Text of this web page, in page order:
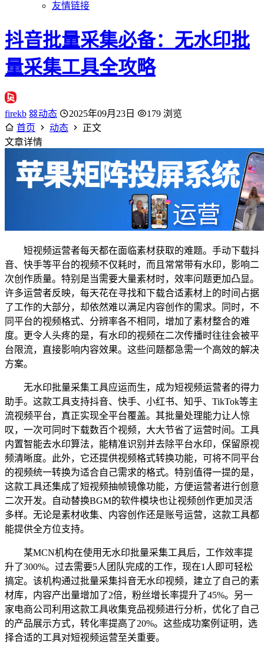
友情链接
抖音批量采集必备：无水印批
量采集工具全攻略
firekb 动态 2025年09月23日
179 浏览
首页
动态
正文
文章详情
短视频运营者每天都在面临素材获取的难题。手动下载抖
音、快手等平台的视频不仅耗时，而且常常带有水印，影响二
次创作质量。特别是当需要大量素材时，效率问题更加凸显。
许多运营者反映，每天花在寻找和下载合适素材上的时间占据
了工作的大部分，却依然难以满足内容创作的需求。同时，不
同平台的视频格式、分辨率各不相同，增加了素材整合的难
度。更令人头疼的是，有水印的视频在二次传播时往往会被平
台限流，直接影响内容效果。这些问题都急需一个高效的解决
方案。
无水印批量采集工具应运而生，成为短视频运营者的得力
助手。这款工具支持抖音、快手、小红书、知乎、TikTok等主
流视频平台，真正实现全平台覆盖。其批量处理能力让人惊
叹，一次可同时下载数百个视频，大大节省了运营时间。工具
内置智能去水印算法，能精准识别并去除平台水印，保留原视
频清晰度。此外，它还提供视频格式转换功能，可将不同平台
的视频统一转换为适合自己需求的格式。特别值得一提的是，
这款工具还集成了短视频抽帧镜像功能，方便运营者进行创意
二次开发。自动替换BGM的软件模块也让视频创作更加灵活
多样。无论是素材收集、内容创作还是账号运营，这款工具都
能提供全方位支持。
某MCN机构在使用无水印批量采集工具后，工作效率提
升了300%。过去需要5人团队完成的工作，现在1人即可轻松
搞定。该机构通过批量采集抖音无水印视频，建立了自己的素
材库，内容产出量增加了2倍，粉丝增长率提升了45%。另一
家电商公司利用这款工具收集竞品视频进行分析，优化了自己
的产品展示方式，转化率提高了20%。这些成功案例证明，选
择合适的工具对短视频运营至关重要。